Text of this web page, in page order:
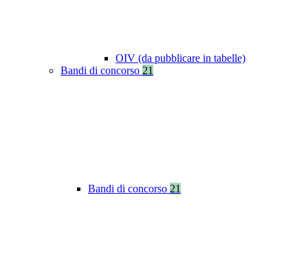
OIV (da pubblicare in tabelle)
Bandi di concorso 21
Bandi di concorso 21